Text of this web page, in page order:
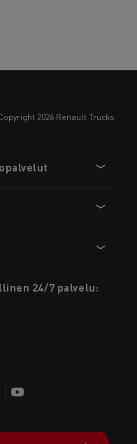
copyright 2026 Renault Trucks
24/7 palvelu: